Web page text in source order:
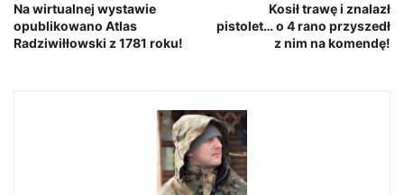
Na wirtualnej wystawie
opublikowano Atlas
Radziwiłłowski z 1781 roku!
Kosił trawę i znalazł
pistolet… o 4 rano przyszedł
z nim na komendę!